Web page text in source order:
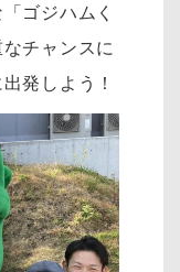
ゴジハムく
チャンスに
発しよう！